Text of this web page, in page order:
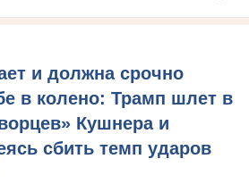
и должна срочно
в колено: Трамп шлет в
Кушнера и
сбить темп ударов